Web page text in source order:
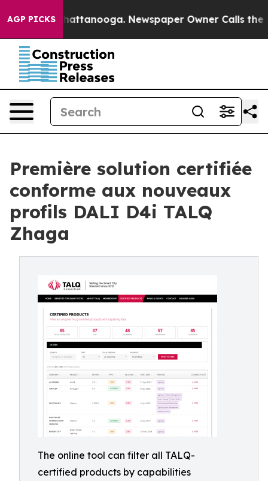
AGP PICKS
in Chattanooga. Newspaper Owner Calls the
Première solution certifiée
conforme aux nouveaux
profils DALI D4i TALQ
Zhaga
The online tool can filter all TALQ-
certified products by capabilities